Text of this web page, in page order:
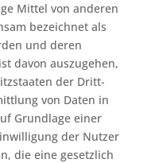
Mittel von anderen
bezeichnet als
und deren
davon auszugehen,
der Dritt-
von Daten in
Grundlage einer
der Nutzer
die eine gesetzlich